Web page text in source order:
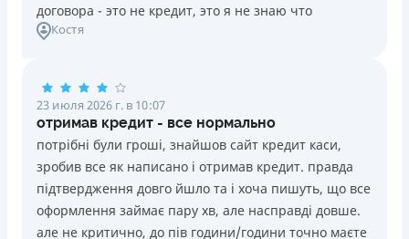
договора - это не кредит, это я не знаю что
Костя
23 июля 2026 г. в 10:07
отримав кредит - все нормально
потрібні були гроші, знайшов сайт кредит каси,
зробив все як написано і отримав кредит. правда
підтвердження довго йшло та і хоча пишуть, що все
оформлення займає пару хв, але насправді довше.
але не критично, до пів години/години точно маєте